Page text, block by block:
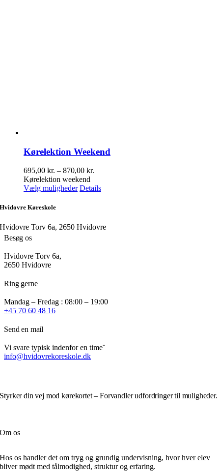
Kørelektion Weekend
695,00 kr. – 870,00 kr.
til
Kørelektion weekend
Vælg muligheder Dette
varianter.
Mulighederne
Details
Hvidovre Køreskole
Hvidovre Torv 6a, 2650 Hvidovre
Besøg os
Hvidovre Torv 6a,
2650 Hvidovre
Ring gerne
Mandag – Fredag : 08:00 – 19:00
+45 70 60 48 16
Send en mail
Vi svare typisk indenfor en time¨
info@hvidovrekoreskole.dk
Styrker din vej mod kørekortet – Forvandler udfordringer til muligheder.
Om os
Hos os handler det om tryg og grundig undervisning, hvor hver elev
bliver mødt med tålmodighed, struktur og erfaring.